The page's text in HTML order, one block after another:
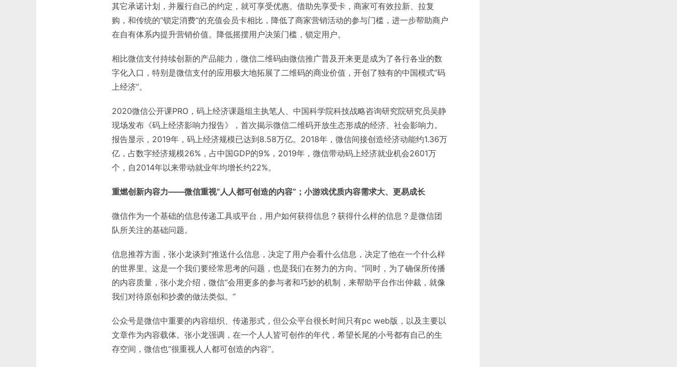
其它承诺计划，并履行自己的约定，就可享受优惠。借助先享受卡，商家可有效拉新、拉复
购，和传统的“锁定消费“的充值会员卡相比，降低了商家营销活动的参与门槛，进一步帮助商户
在自有体系内提升营销价值。降低摇摆用户决策门槛，锁定用户。
相比微信支付持续创新的产品能力，微信二维码由微信推广普及开来更是成为了各行各业的数
字化入口，特别是微信支付的应用极大地拓展了二维码的商业价值，开创了独有的中国模式“码
上经济”。
2020微信公开课PRO，码上经济课题组主执笔人、中国科学院科技战略咨询研究院研究员吴静
现场发布《码上经济影响力报告》，首次揭示微信二维码开放生态形成的经济、社会影响力。
报告显示，2019年，码上经济规模已达到8.58万亿。2018年，微信间接创造经济动能约1.36万
亿，占数字经济规模26%，占中国GDP的9%，2019年，微信带动码上经济就业机会2601万
个，自2014年以来带动就业年均增长约22%。
重燃创新内容力——微信重视“人人都可创造的内容”；小游戏优质内容需求大、更易成长
微信作为一个基础的信息传递工具或平台，用户如何获得信息？获得什么样的信息？是微信团
队所关注的基础问题。
信息推荐方面，张小龙谈到“推送什么信息，决定了用户会看什么信息，决定了他在一个什么样
的世界里。这是一个我们要经常思考的问题，也是我们在努力的方向。“同时，为了确保所传播
的内容质量，张小龙介绍，微信“会用更多的参与者和巧妙的机制，来帮助平台作出仲裁，就像
我们对待原创和抄袭的做法类似。”
公众号是微信中重要的内容组织、传递形式，但公众平台很长时间只有pc web版，以及主要以
文章作为内容载体。张小龙强调，在一个人人皆可创作的年代，希望长尾的小号都有自己的生
存空间，微信也“很重视人人都可创造的内容”。